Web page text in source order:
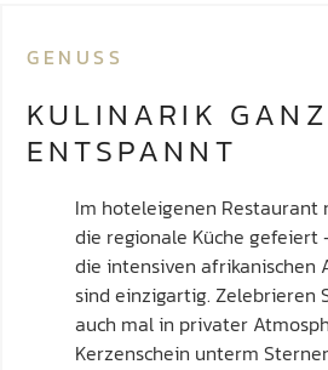
GENUSS
KULINARIK GANZ
ENTSPANNT
Im hoteleigenen Restaurant
die regionale Küche gefeiert
die intensiven afrikanischen
sind einzigartig. Zelebrieren
auch mal in privater
Kerzenschein unterm